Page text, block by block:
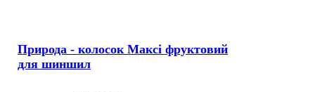
Природа - колосок Максі фруктовий
для шиншил